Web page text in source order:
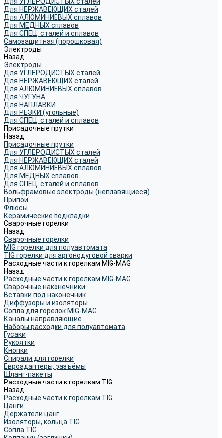
Для НЕРЖАВЕЮЩИХ сталей
Для АЛЮМИНИЕВЫХ сплавов
Для МЕДНЫХ сплавов
Для СПЕЦ. сталей и сплавов
Самозащитная (порошковая)
Электроды
Назад
Электроды
Для УГЛЕРОДИСТЫХ сталей
Для НЕРЖАВЕЮЩИХ сталей
Для АЛЮМИНИЕВЫХ сплавов
Для ЧУГУНА
Для НАПЛАВКИ
Для РЕЗКИ (угольные)
Для СПЕЦ. сталей и сплавов
Присадочные прутки
Назад
Присадочные прутки
Для УГЛЕРОДИСТЫХ сталей
Для НЕРЖАВЕЮЩИХ сталей
Для АЛЮМИНИЕВЫХ сплавов
Для МЕДНЫХ сплавов
Для СПЕЦ. сталей и сплавов
Вольфрамовые электроды (неплавящиеся)
Припои
Флюсы
Керамические подкладки
Сварочные горелки
Назад
Сварочные горелки
MIG горелки для полуавтомата
TIG горелки для аргонодуговой сварки
Расходные части к горелкам MIG-MAG
Назад
Расходные части к горелкам MIG-MAG
Сварочные наконечники
Вставки под наконечник
Диффузоры и изоляторы
Сопла для горелок MIG-MAG
Каналы направляющие
Наборы расходки для полуавтомата
Гусаки
Рукоятки
Кнопки
Спирали для горелки
Евроадаптеры, разъёмы
Шланг-пакеты
Расходные части к горелкам TIG
Назад
Расходные части к горелкам TIG
Цанги
Держатели цанг
Изоляторы, кольца TIG
Сопла TIG